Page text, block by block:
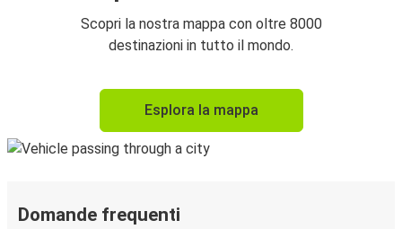
Scopri la nostra mappa con oltre 8000
destinazioni in tutto il mondo.
Esplora la mappa
Domande frequenti